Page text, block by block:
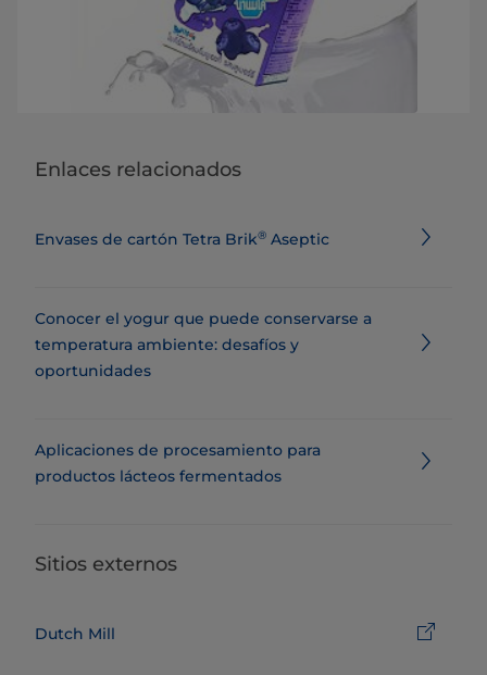
Enlaces relacionados
Envases de cartón Tetra Brik® Aseptic
Conocer el yogur que puede conservarse a
temperatura ambiente: desafíos y
oportunidades
Aplicaciones de procesamiento para
productos lácteos fermentados
Sitios externos
Dutch Mill